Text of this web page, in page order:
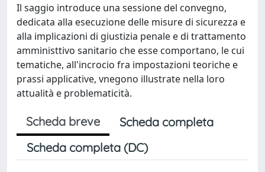
Il saggio introduce una sessione del convegno,
dedicata alla esecuzione delle misure di sicurezza e
alla implicazioni di giustizia penale e di trattamento
amministtivo sanitario che esse comportano, le cui
tematiche, all'incrocio fra impostazioni teoriche e
prassi applicative, vnegono illustrate nella loro
attualità e problematicità.
Scheda breve
Scheda completa
Scheda completa (DC)